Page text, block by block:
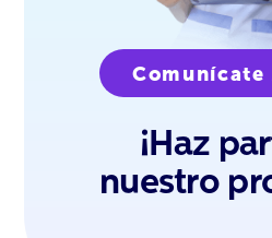
¡Haz
nuestro
Comunícate